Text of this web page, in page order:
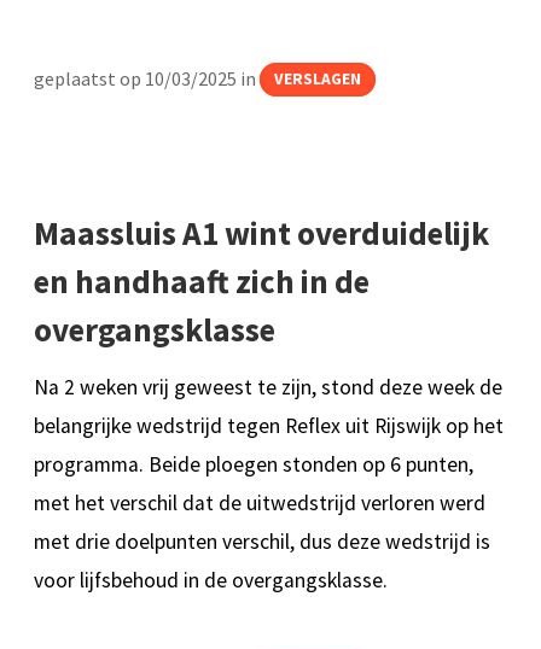
geplaatst op 10/03/2025 in VERSLAGEN
Maassluis A1 wint overduidelijk
en handhaaft zich in de
overgangsklasse
Na 2 weken vrij geweest te zijn, stond deze week de
belangrijke wedstrijd tegen Reflex uit Rijswijk op het
programma. Beide ploegen stonden op 6 punten,
met het verschil dat de uitwedstrijd verloren werd
met drie doelpunten verschil, dus deze wedstrijd is
voor lijfsbehoud in de overgangsklasse.